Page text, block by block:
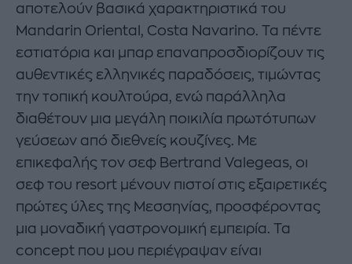
αποτελούν βασικά χαρακτηριστικά του
Mandarin Oriental, Costa Navarino. Τα πέντε
εστιατόρια και μπαρ επαναπροσδιορίζουν τις
αυθεντικές ελληνικές παραδόσεις, τιμώντας
την τοπική κουλτούρα, ενώ παράλληλα
διαθέτουν μια μεγάλη ποικιλία πρωτότυπων
γεύσεων από διεθνείς κουζίνες. Με
επικεφαλής τον σεφ Bertrand Valegeas, οι
σεφ του resort μένουν πιστοί στις εξαιρετικές
πρώτες ύλες της Μεσσηνίας, προσφέροντας
μια μοναδική γαστρονομική εμπειρία. Τα
concept που μου περιέγραψαν είναι